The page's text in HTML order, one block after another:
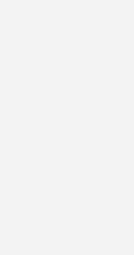
und eine Abmeldung ist
mit Daten finden Sie
einen unserer weiteren